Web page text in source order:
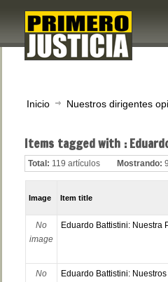
Inicio Nuestros dirigentes
Items tagged with :
Total: 119 artículos Mostrando:
Image Item title
No
image
Eduardo Battistini: Nuestra
No
Eduardo Battistini: Nuestros